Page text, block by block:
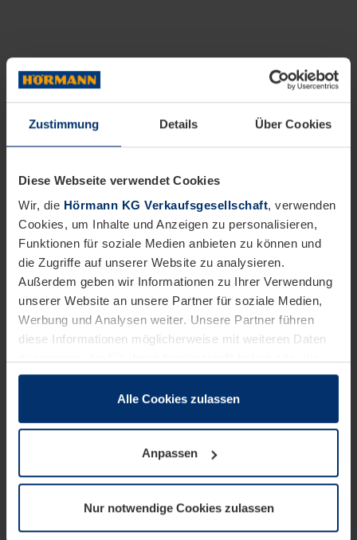
Zustimmung Details Über Cookies
Diese Webseite verwendet Cookies
Wir, die Hörmann KG Verkaufsgesellschaft, verwenden
Cookies, um Inhalte und Anzeigen zu personalisieren,
Funktionen für soziale Medien anbieten zu können und
die Zugriffe auf unserer Website zu analysieren.
Außerdem geben wir Informationen zu Ihrer Verwendung
unserer Website an unsere Partner für soziale Medien,
Werbung und Analysen weiter. Unsere Partner führen
diese Informationen möglicherweise mit weiteren Daten
sie im Rahmen Ihrer Nutzung der Dienste gesammelt
wenn diese für den Betrieb dieser Seite unbedingt
notwendig sind. Für alle anderen Cookie-Typen benötigen
wir Ihre Erlaubnis. Ihre Einwilligung können Sie jederzeit
Datenschutzerklärungunserer Website ändern oder
widerrufen.
Alle Cookies zulassen
Anpassen
Nur notwendige Cookies zulassen